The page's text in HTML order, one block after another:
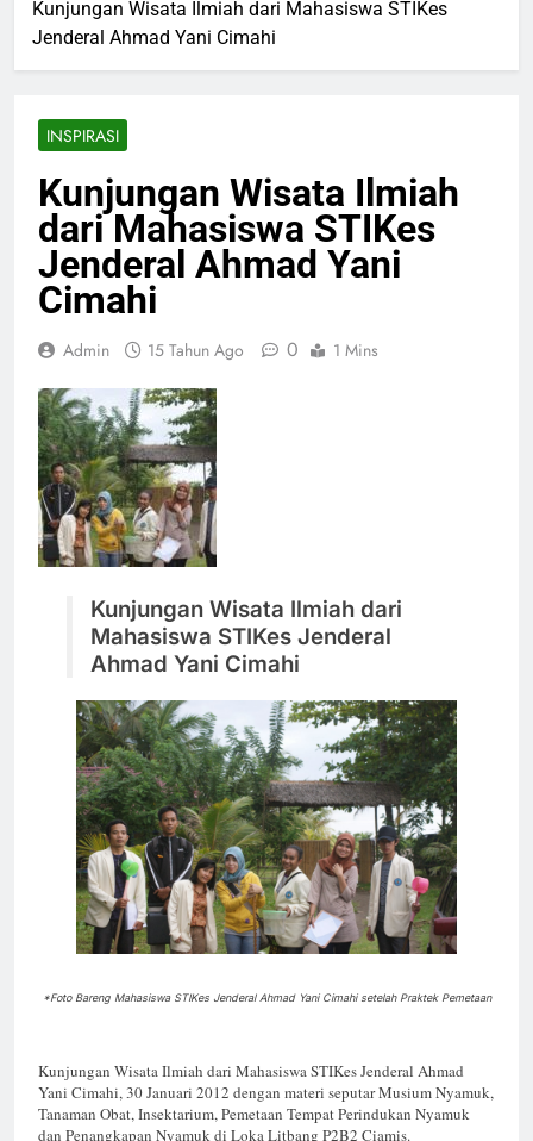
Kunjungan Wisata Ilmiah dari Mahasiswa STIKes
Jenderal Ahmad Yani Cimahi
INSPIRASI
Kunjungan Wisata Ilmiah
dari Mahasiswa STIKes
Jenderal Ahmad Yani
Cimahi
Admin 15 Tahun Ago 0 1 Mins
Kunjungan Wisata Ilmiah dari
Mahasiswa STIKes Jenderal
Ahmad Yani Cimahi
*Foto Bareng Mahasiswa STIKes Jenderal Ahmad Yani Cimahi setelah Praktek Pemetaan
Kunjungan Wisata Ilmiah dari Mahasiswa STIKes Jenderal Ahmad
Yani Cimahi, 30 Januari 2012 dengan materi seputar Musium Nyamuk,
Tanaman Obat, Insektarium, Pemetaan Tempat Perindukan Nyamuk
dan Penangkapan Nyamuk di Loka Litbang P2B2 Ciamis.